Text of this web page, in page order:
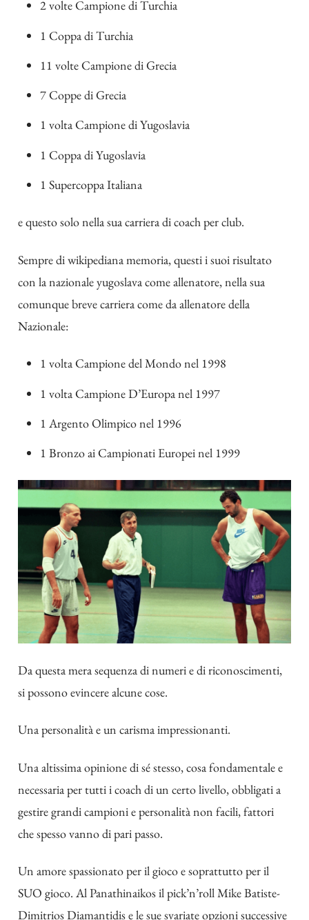
2 volte Campione di Turchia
1 Coppa di Turchia
11 volte Campione di Grecia
7 Coppe di Grecia
1 volta Campione di Yugoslavia
1 Coppa di Yugoslavia
1 Supercoppa Italiana
e questo solo nella sua carriera di coach per club.
Sempre di wikipediana memoria, questi i suoi risultato
con la nazionale yugoslava come allenatore, nella sua
comunque breve carriera come da allenatore della
Nazionale:
1 volta Campione del Mondo nel 1998
1 volta Campione D’Europa nel 1997
1 Argento Olimpico nel 1996
1 Bronzo ai Campionati Europei nel 1999
Da questa mera sequenza di numeri e di riconoscimenti,
si possono evincere alcune cose.
Una personalità e un carisma impressionanti.
Una altissima opinione di sé stesso, cosa fondamentale e
necessaria per tutti i coach di un certo livello, obbligati a
gestire grandi campioni e personalità non facili, fattori
che spesso vanno di pari passo.
Un amore spassionato per il gioco e soprattutto per il
SUO gioco. Al Panathinaikos il pick’n’roll Mike Batiste-
Dimitrios Diamantidis e le sue svariate opzioni successive